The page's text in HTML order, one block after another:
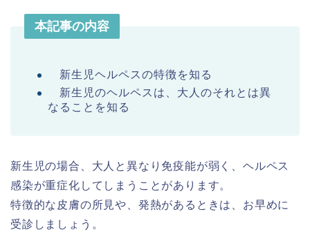
本記事の内容
新生児ヘルペスの特徴を知る
新生児のヘルペスは、大人のそれとは異
なることを知る
新生児の場合、大人と異なり免疫能が弱く、ヘルペス
感染が重症化してしまうことがあります。
特徴的な皮膚の所見や、発熱があるときは、お早めに
受診しましょう。